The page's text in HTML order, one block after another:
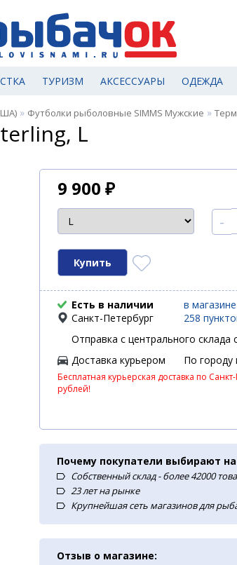
ТУРИЗМ АКСЕССУАРЫ ОДЕЖДА
» Футболки рыболовные SIMMS Мужские »
L
9 900 ₽
-
Есть в наличии
в магазине
Санкт-Петербург
258
Отправка с центрального склада
Доставка курьером
По городу
Бесплатная курьерская доставка по
рублей!
Почему покупатели выбирают
Собственный склад - более 42000
23 лет на рынке
Крупнейшая сеть магазинов для
Отзыв о магазине: